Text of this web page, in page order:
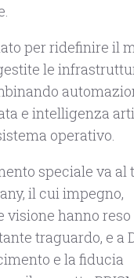
per ridefinire il
le
e intelligenza
operativo.
speciale va al
il cui impegno,
visione hanno
traguardo, e a
e la fiducia